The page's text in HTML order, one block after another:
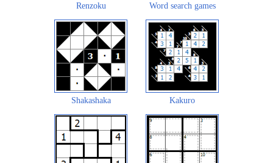
Renzoku Word search games
Shakashaka Kakuro